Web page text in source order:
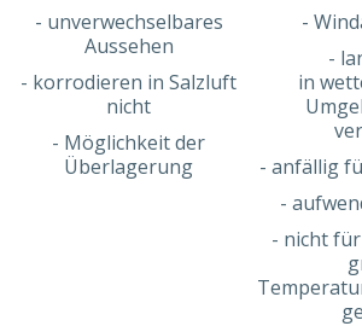
- unverwechselbares
Aussehen
- korrodieren in Salzluft
nicht
- Möglichkeit der
Überlagerung
-
-
in
- anfällig
-
- nicht